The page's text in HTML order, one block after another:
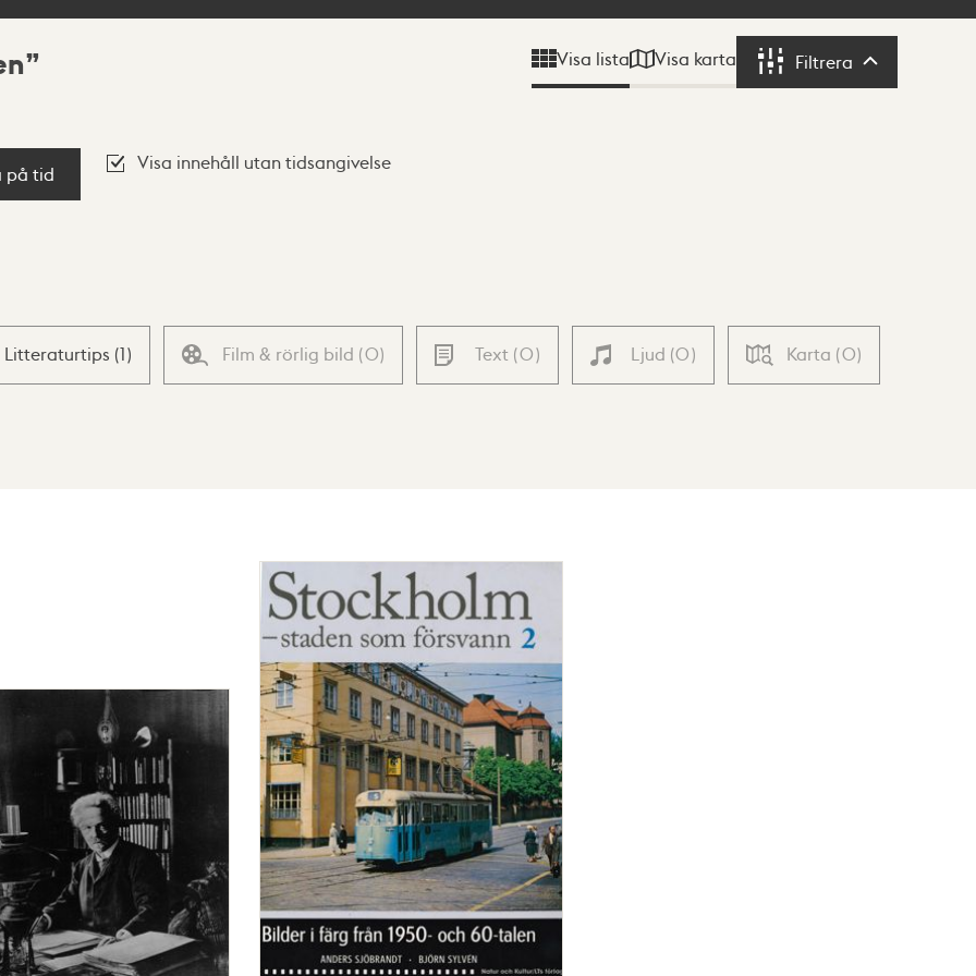
Visa lista Visa karta Filtrera Filtrera
på tid
Visa innehåll utan tidsangivelse
Litteraturtips (1) Film & rörlig bild (0) Text (0) Ljud (0) Karta (0)